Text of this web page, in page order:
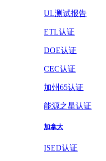
UL测试报告
ETL认证
DOE认证
CEC认证
加州65认证
能源之星认证
加拿大
ISED认证